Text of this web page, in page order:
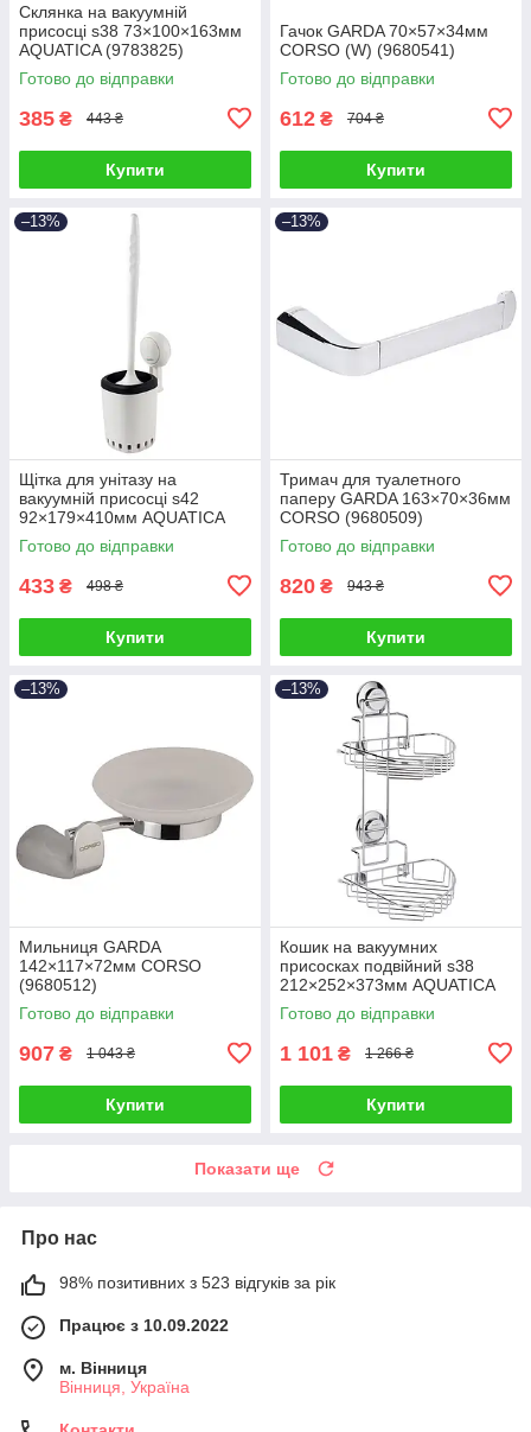
Склянка на вакуумній
присосці s38 73×100×163мм
AQUATICA (9783825)
Готово до відправки
385 ₴ 443 ₴
Купити
Гачок GARDA 70×57×34мм
CORSO (W) (9680541)
Готово до відправки
612 ₴ 704 ₴
Купити
–13%
Щітка для унітазу на
вакуумній присосці s42
92×179×410мм AQUATICA
(9784298)
Готово до відправки
433 ₴ 498 ₴
Купити
–13%
Тримач для туалетного
паперу GARDA 163×70×36мм
CORSO (9680509)
Готово до відправки
820 ₴ 943 ₴
Купити
–13%
Мильниця GARDA
142×117×72мм CORSO
(9680512)
Готово до відправки
907 ₴ 1 043 ₴
Купити
–13%
Кошик на вакуумних
присосках подвійний s38
212×252×373мм AQUATICA
(9783832)
Готово до відправки
1 101 ₴ 1 266 ₴
Купити
Показати ще
Про нас
98% позитивних з 523 відгуків за рік
Працює з 10.09.2022
м. Вінниця
Вінниця, Україна